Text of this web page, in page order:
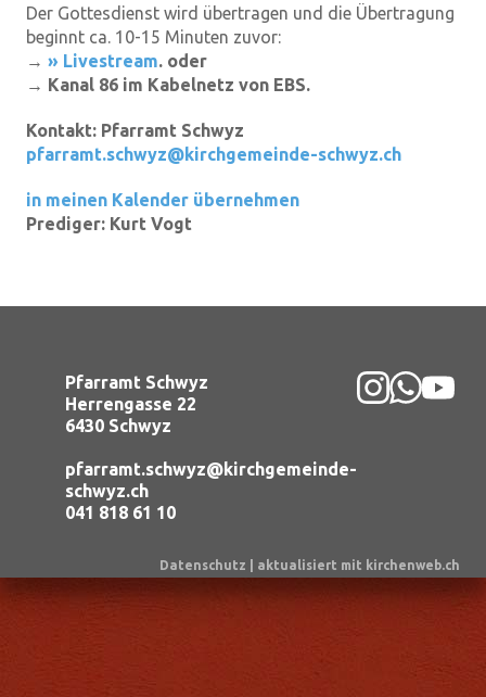
Der Gottesdienst wird übertragen und die Übertragung
beginnt ca. 10-15 Minuten zuvor:
→ » Livestream. oder
→ Kanal 86 im Kabelnetz von EBS.
Kontakt: Pfarramt Schwyz
pfarramt.schwyz@kirchgemeinde-schwyz.ch
in meinen Kalender übernehmen
Prediger: Kurt Vogt
Pfarramt Schwyz
Herrengasse 22
6430 Schwyz
pfarramt.schwyz@kirchgemeinde-
schwyz.ch
041 818 61 10
Datenschutz aktualisiert mit kirchenweb.ch